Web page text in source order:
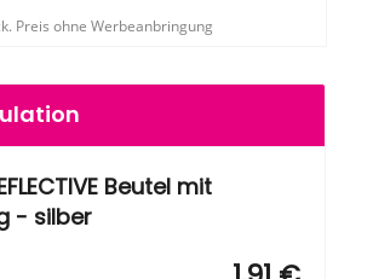
Preis ohne Werbeanbringung
Beutel mit
- silber